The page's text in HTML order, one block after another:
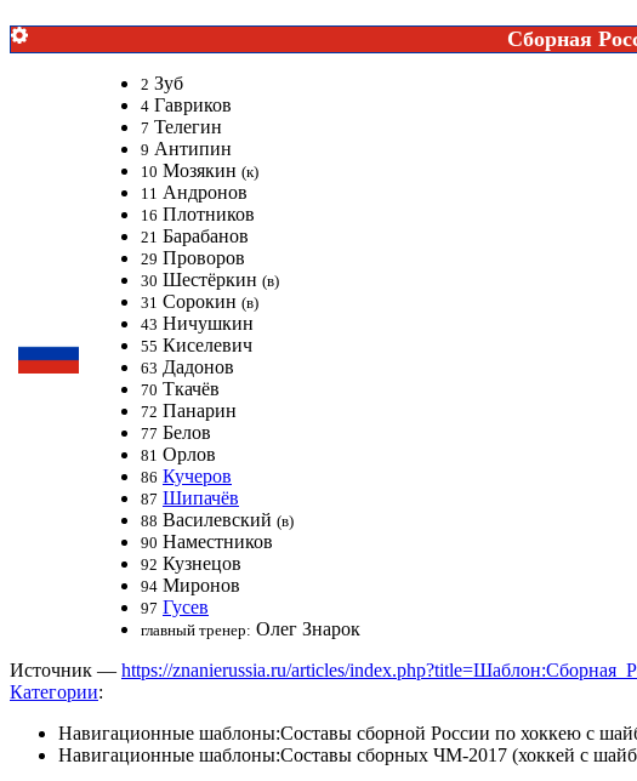
Сборная
2 Зуб
4 Гавриков
7 Телегин
9 Антипин
10 Мозякин (к)
11 Андронов
16 Плотников
21 Барабанов
29 Проворов
30 Шестёркин (в)
31 Сорокин (в)
43 Ничушкин
55 Киселевич
63 Дадонов
70 Ткачёв
72 Панарин
77 Белов
81 Орлов
86 Кучеров
87 Шипачёв
88 Василевский (в)
90 Наместников
92 Кузнецов
94 Миронов
97 Гусев
главный тренер: Олег Знарок
Источник — https://znanierussia.ru/articles/
Категории:
Навигационные шаблоны:Составы сборной России по хоккею с
Навигационные шаблоны:Составы сборных ЧМ-2017 (хоккей с